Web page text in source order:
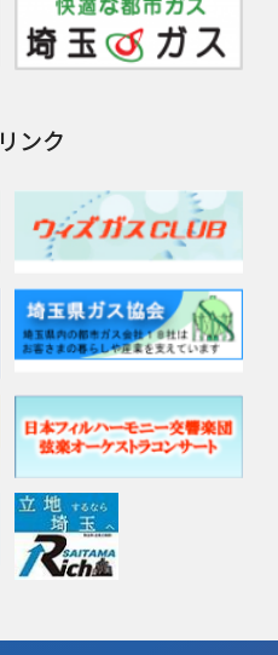
ンク